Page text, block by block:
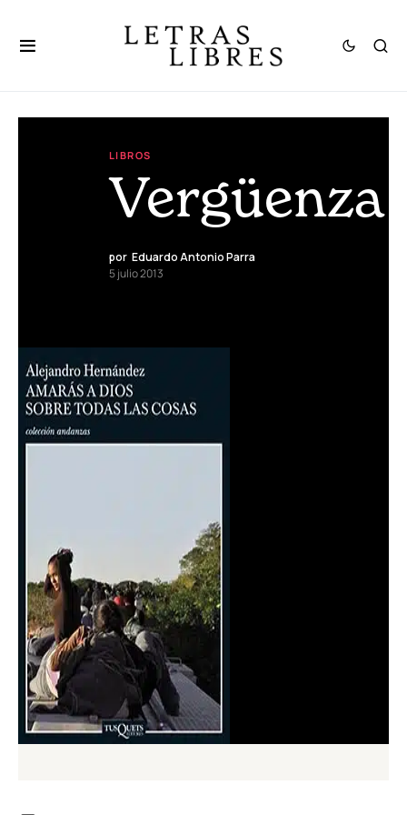
LIBROS
Vergüenza
por Eduardo Antonio Parra
5 julio 2013